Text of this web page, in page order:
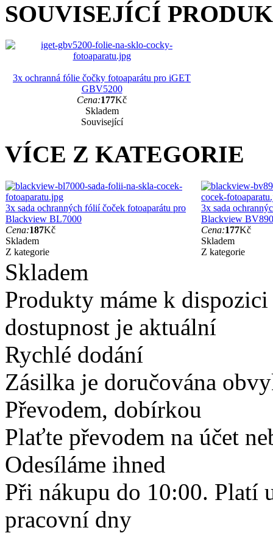
SOUVISEJÍCÍ
3x ochranná fólie čočky fotoaparátu pro iGET
GBV5200
Cena:177Kč
Skladem
Související
VÍCE Z KATEGORIE
3x sada ochranných fólií čoček fotoaparátu pro
Blackview BL7000
Cena:187Kč
Skladem
Z kategorie
3x sada
Blackview
Cena:177Kč
Skladem
Z kategorie
Skladem
Produkty máme k
dostupnost je aktuální
Rychlé dodání
Zásilka je doručována
Převodem, dobírkou
Plaťte převodem na účet
Odesíláme ihned
Při nákupu do 10:00. Platí
pracovní dny